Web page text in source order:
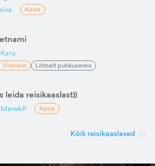
Aasia
Karu
Vietnam Lihtsalt puhkusereis
leida reisikaaslast))
MarekP Aasia
Kõik reisikaaslased